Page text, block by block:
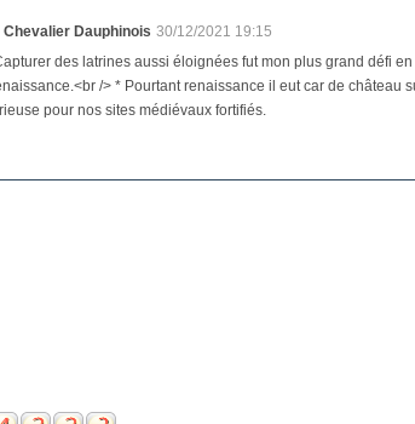
Chevalier Dauphinois 30/12/2021 19:15
des latrines aussi éloignées fut mon plus grand défi
/> * Pourtant renaissance il eut car de château
pour nos sites médiévaux fortifiés.